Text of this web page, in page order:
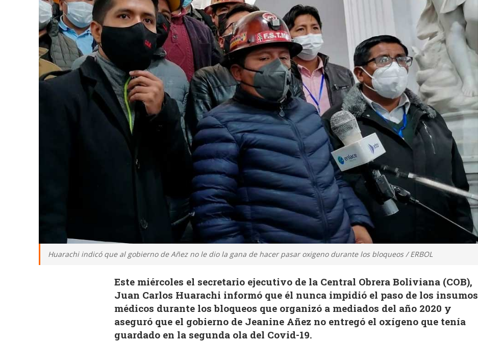
Huarachi indicó que al gobierno de Añez no le dio la gana de hacer pasar oxigeno durante los bloqueos / ERBOL
Este miércoles el secretario ejecutivo de la Central Obrera Boliviana (COB),
Juan Carlos Huarachi informó que él nunca impidió el paso de los insumos
médicos durante los bloqueos que organizó a mediados del año 2020 y
aseguró que el gobierno de Jeanine Añez no entregó el oxígeno que tenía
guardado en la segunda ola del Covid-19.